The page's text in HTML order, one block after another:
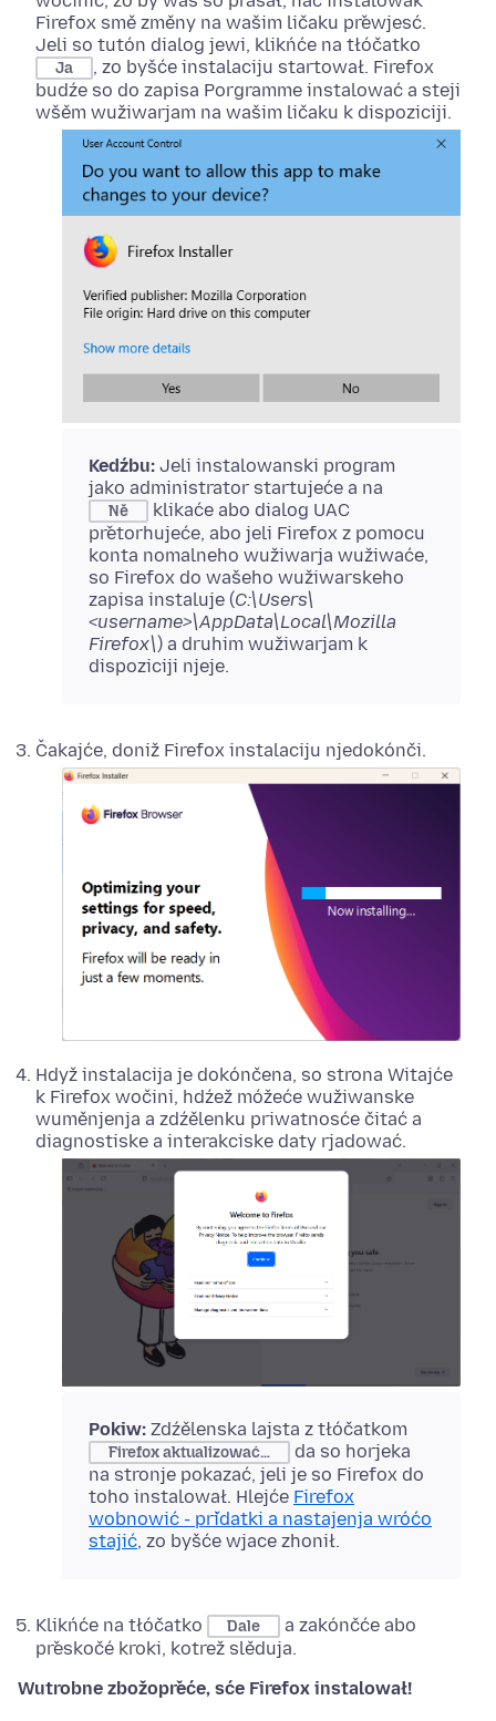
Firefox smě změny na wašim ličaku přewjesć.
Jeli so tutón dialog jewi, klikńće na tłóčatko
Ja
, zo byšće instalaciju startował. Firefox
budźe so do zapisa Porgramme instalować a steji
wšěm wužiwarjam na wašim ličaku k dispoziciji.
Kedźbu: Jeli instalowanski program
jako administrator startujeće a na
Ně
klikaće abo dialog UAC
přetorhujeće, abo jeli Firefox z pomocu
konta nomalneho wužiwarja wužiwaće,
so Firefox do wašeho wužiwarskeho
zapisa instaluje (C:\Users\
<username>\AppData\Local\Mozilla
Firefox\) a druhim wužiwarjam k
dispoziciji njeje.
Čakajće, doniž Firefox instalaciju njedokónči.
Hdyž instalacija je dokónčena, so strona Witajće
k Firefox wočini, hdźež móžeće wužiwanske
wuměnjenja a zdźělenku priwatnosće čitać a
diagnostiske a interakciske daty rjadować.
Pokiw: Zdźělenska lajsta z tłóčatkom
Firefox aktualizować…
da so horjeka
na stronje pokazać, jeli je so Firefox do
toho instalował. Hlejće Firefox
wobnowić - přidatki a nastajenja wróćo
stajić, zo byšće wjace zhonił.
Klikńće na tłóčatko Dale
a zakónčće abo
přeskočé kroki, kotrež slěduja.
Wutrobne zbožopřeće, sće Firefox instalował!